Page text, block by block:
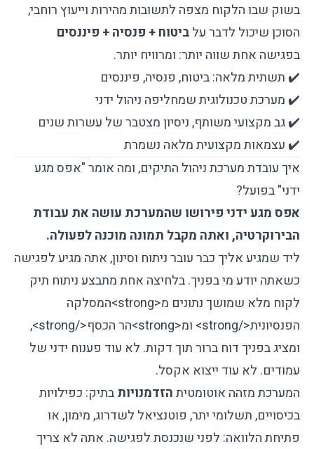
בשוק שבו הלקוח מצפה לתשובות מהירות וייעוץ רוחבי,
הסוכן שיכול לדבר עלביטוח + פנסיה + פיננסים
בפגישה אחת שווה יותר: ומרוויח יותר.
✔️ תשתית מלאה: ביטוח, פנסיה, פיננסים
✔️ מערכת טכנולוגית שמחליפה ניהול ידני
✔️ גב מקצועי משותף, ניסיון מצטבר של עשרות שנים
✔️ עצמאות מקצועית מלאה נשמרת
איך עובדת מערכת ניהול התיקים, ומה אומר "אפס מגע
ידני" בפועל?
אפס מגע ידני פירושו שהמערכת עושה את עבודת
הבירוקרטיה, ואתה מקבל תמונה מוכנה לפעולה.
ליד שמגיע אליך כבר עובר ניתוח וסינון, אתה מגיע לפגישה
כשאתה יודע מי בפניך. בלחיצה אחת מתבצע ניתוח תיק
לקוח מלא שמושך נתונים מ<strong>
המסלקה
הפנסיונית</strong> ומ<strong> הר הכסף</strong>
,
ומציג בפניך דוח ברור תוך דקות. לא עוד פענוח ידני של
עמודים. לא עוד ייצוא אקסל.
המערכת מזהה אוטומטיתהזדמנויותבתיק: כפילויות
בכיסויים, תשלומי יתר, פוטנציאל לשדרוג, מימון, או
פתיחת הלוואה: לפני שנכנסת לפגישה. אתה לא צריך